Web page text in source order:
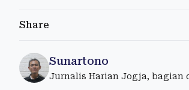
Share
Sunartono
Jurnalis Harian Jogja, bagian